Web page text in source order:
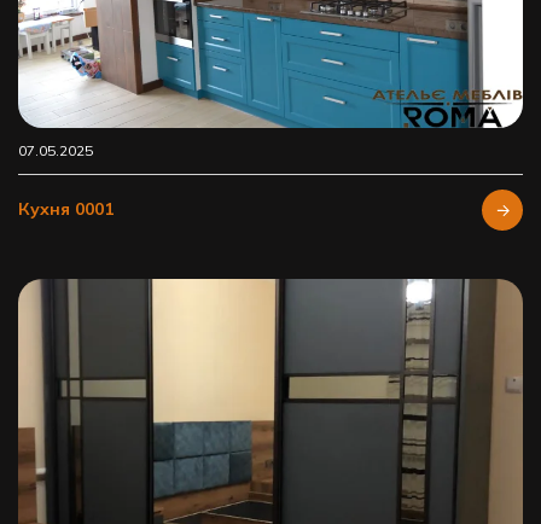
07.05.2025
Кухня 0001